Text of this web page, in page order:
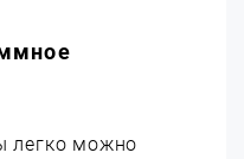
легко можно